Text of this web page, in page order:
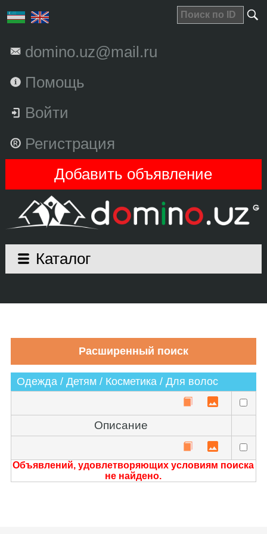
domino.uz@mail.ru
Помощь
Войти
Регистрация
Добавить объявление
Каталог
Одежда / Детям / Косметика / Для волос
Описание
Объявлений, удовлетворяющих условиям поиска
не найдено.